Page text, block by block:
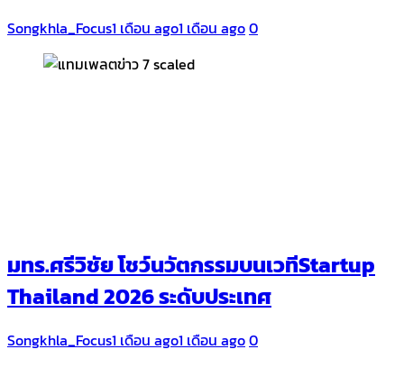
Songkhla_Focus1 เดือน ago1 เดือน ago0
มทร.ศรีวิชัย โชว์นวัตกรรมบนเวทีStartup
Thailand 2026 ระดับประเทศ
Songkhla_Focus1 เดือน ago1 เดือน ago0